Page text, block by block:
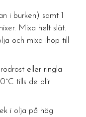
i burken) samt 1
Mixa helt slät.
och mixa ihop till
eller ringla
tills de blir
i olja på hög